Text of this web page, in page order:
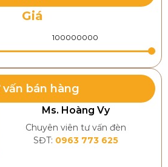
Giá
vấn bán hàng
Ms. Hoàng Vy
Chuyên viên tư vấn đèn
SĐT: 0963 773 625